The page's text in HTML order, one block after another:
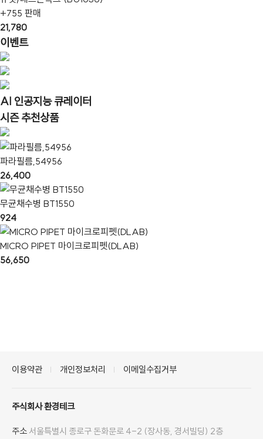
+755 판매
21,780
이벤트
AI 인공지능 큐레이터
시즌 추천상품
파라필름,54956
26,400
무균채수병 BT1550
924
MICRO PIPET 마이크로피펫(DLAB)
56,650
이용약관 개인정보처리 이메일수집거부
주식회사 환경테크
주소 서울특별시 종로구 돈화문로 4-2 (장사동, 경서빌딩) 2층